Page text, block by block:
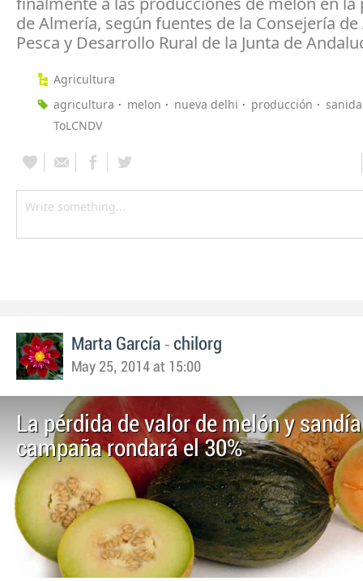
de Almería, según fuentes de la Consejería
Pesca y Desarrollo Rural de la Junta de
Agricultura
agricultura
melon nueva delhi producción
ToLCNDV
Marta García - chilorg
May 25, 2014 at 15:00
La pérdida de valor de melón y
campaña rondará el 30%